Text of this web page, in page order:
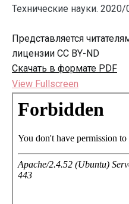
Технические науки.
Представляется
лицензии CC BY-ND
Скачать в формате PDF
View Fullscreen
Перейти
содержимому